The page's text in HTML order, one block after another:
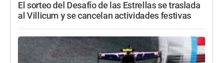
El sorteo del Desafío de las Estrellas se traslada
al Villicum y se cancelan actividades festivas